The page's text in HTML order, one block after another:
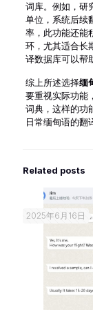
词库。例如，研
单位，系统后续
率，此功能还能
环，尤其适合长
译数据库可以帮
综上所述选择缅
要重视实际功能
词典，这样的功
日常缅甸语的翻
Related posts
2025年6月16日